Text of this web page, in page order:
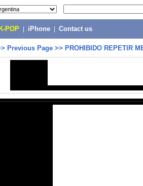
K-POP iPhone Contact us
Previous Page >> PROHIBIDO REPETIR